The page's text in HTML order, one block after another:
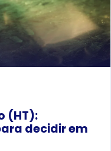
(HT):
decidir em